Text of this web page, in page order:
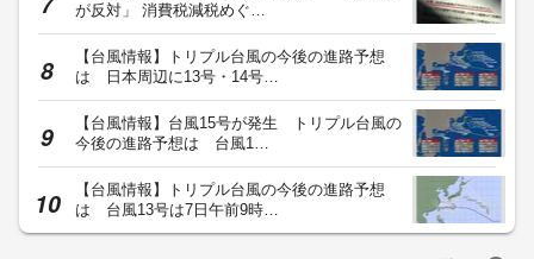
が反対」 消費税減税めぐ…
【台風情報】トリプル台風の今後の進路予想
は 日本周辺に13号・14号…
【台風情報】台風15号が発生 トリプル台風の
今後の進路予想は 台風1…
【台風情報】トリプル台風の今後の進路予想
は 台風13号は7日午前9時…